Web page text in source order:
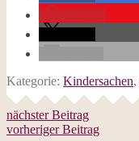
Kategorie: Kindersachen,
nächster Beitrag
vorheriger Beitrag